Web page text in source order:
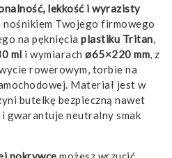
lekkość i wyrazisty
nośnikiem Twojego firmowego
na pęknięcia plastiku Tritan,
ml i wymiarach ø65×220 mm, z
rowerowym, torbie na
Materiał jest w
butelkę bezpieczną nawet
gwarantuje neutralny smak